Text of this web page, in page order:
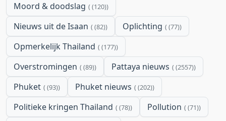
Moord & doodslag (120)
Nieuws uit de Isaan (82) Oplichting (77)
Opmerkelijk Thailand (177)
Overstromingen (89) Pattaya nieuws (2557)
Phuket (93) Phuket nieuws (202)
Politieke kringen Thailand (78) Pollution (71)